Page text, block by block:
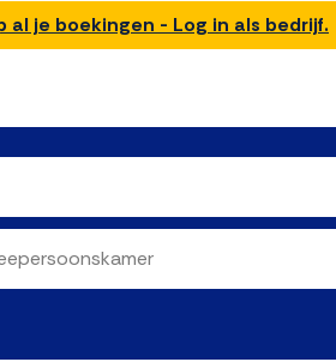
al je boekingen - Log in als bedrijf.